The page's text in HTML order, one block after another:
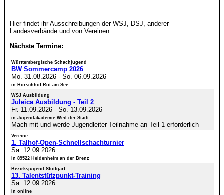
Hier findet ihr Ausschreibungen der WSJ, DSJ, anderer
Landesverbände und von Vereinen.
Nächste Termine:
Württembergische Schachjugend
BW Sommercamp 2026
Mo. 31.08.2026- So. 06.09.2026
in Horschhof Rot am See
WSJ Ausbildung
Juleica Ausbildung - Teil 2
Fr. 11.09.2026- So. 13.09.2026
in Jugendakademie Weil der Stadt
Mach mit und werde Jugendleiter Teilnahme an Teil 1 erforderlich
Vereine
1. Talhof-Open-Schnellschachturnier
Sa. 12.09.2026
in 89522 Heidenheim an der Brenz
Bezirksjugend Stuttgart
13. Talentstützpunkt-Training
Sa. 12.09.2026
in online